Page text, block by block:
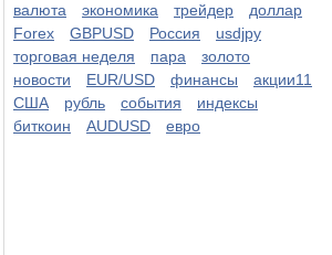
валюта
экономика трейдер
доллар
Forex
GBPUSD Россия
usdjpy
торговая неделя
пара
золото
новости
EUR/USD финансы
акции11
США
рубль события
индексы
биткоин
AUDUSD евро